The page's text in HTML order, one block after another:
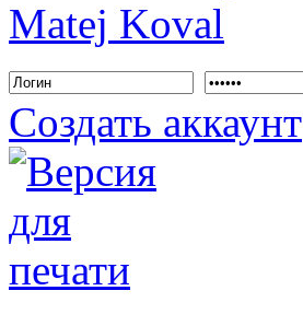
Создать аккаунт